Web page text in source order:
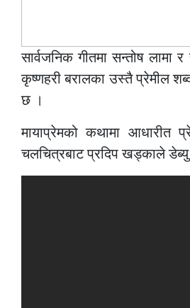
सार्वजनिक गीतमा सन्तोष
कृष्णहरी बरालका उस्तै प्रेमील
छ ।
मायाप्रेमको कथामा आधारीत
चलचित्रबाट प्रदिप खड्काले